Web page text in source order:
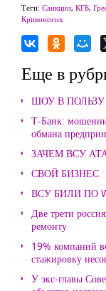
Теги: Санкции, КГБ,
Кривоногих
Еще в
ШОУ В
Т-Банк:
обмана
ЗАЧЕМ ВСУ
СВОЙ БИЗНЕС
ВСУ БИЛИ ПО
Две трети
ремонту
19% компаний
стажировку
У экс-главы